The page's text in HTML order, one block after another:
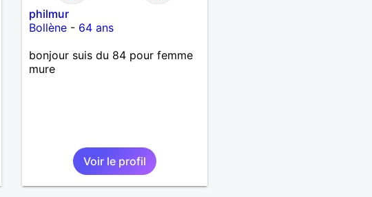
philmur
Bollène - 64 ans
bonjour suis du 84 pour femme
mure
Voir le profil